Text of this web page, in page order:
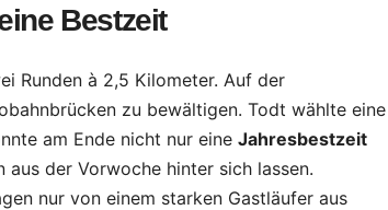
Bestzeit
Runden à 2,5 Kilometer. Auf der
zu bewältigen. Todt wählte eine
am Ende nicht nur eine Jahresbestzeit
der Vorwoche hinter sich lassen.
nur von einem starken Gastläufer aus